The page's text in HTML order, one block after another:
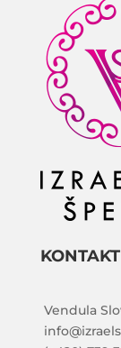
KONTAKT
Vendula